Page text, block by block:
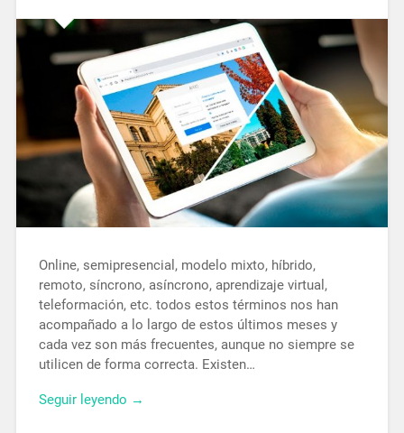
Online, semipresencial, modelo mixto, híbrido,
remoto, síncrono, asíncrono, aprendizaje virtual,
teleformación, etc. todos estos términos nos han
acompañado a lo largo de estos últimos meses y
cada vez son más frecuentes, aunque no siempre se
utilicen de forma correcta. Existen…
Seguir leyendo →